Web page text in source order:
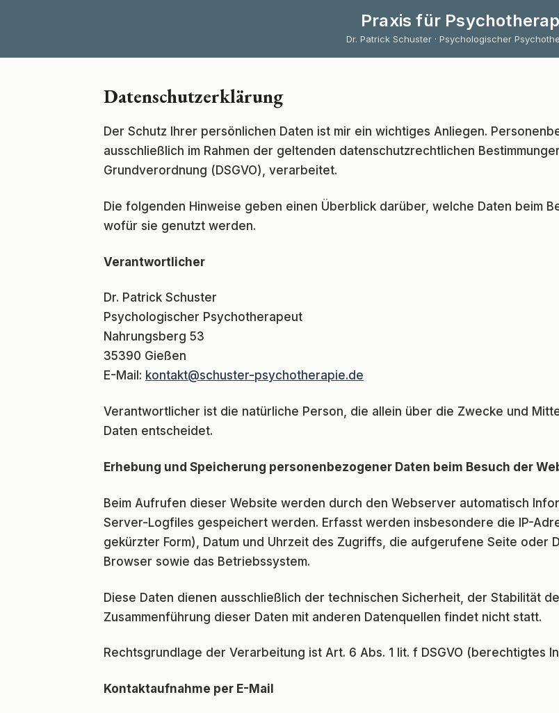
Praxis für
Dr. Patrick Schuster · Psychologischer
Datenschutzerklärung
Der Schutz Ihrer persönlichen Daten ist mir ein wichtiges Anliegen.
ausschließlich im Rahmen der geltenden datenschutzrechtlichen
Grundverordnung (DSGVO), verarbeitet.
Die folgenden Hinweise geben einen Überblick darüber, welche Daten beim
wofür sie genutzt werden.
Verantwortlicher
Dr. Patrick Schuster
Psychologischer Psychotherapeut
Nahrungsberg 53
35390 Gießen
E-Mail: kontakt@schuster-psychotherapie.de
Verantwortlicher ist die natürliche Person, die allein über die Zwecke und
Daten entscheidet.
Erhebung und Speicherung personenbezogener Daten beim Besuch der
Beim Aufrufen dieser Website werden durch den Webserver automatisch
Server-Logfiles gespeichert werden. Erfasst werden insbesondere die IP-
gekürzter Form), Datum und Uhrzeit des Zugriffs, die aufgerufene Seite oder
Browser sowie das Betriebssystem.
Diese Daten dienen ausschließlich der technischen Sicherheit, der Stabilität
Zusammenführung dieser Daten mit anderen Datenquellen findet nicht statt.
Rechtsgrundlage der Verarbeitung ist Art. 6 Abs. 1 lit. f DSGVO (berechtigtes
Kontaktaufnahme per E-Mail